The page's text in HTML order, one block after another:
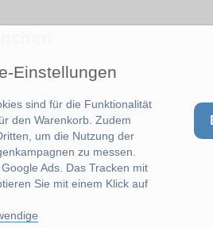
Einstellungen
sind für die Funktionalität
den Warenkorb. Zudem
um die Nutzung der
zu messen.
Ads. Das Tracken mit
Sie mit einem Klick auf